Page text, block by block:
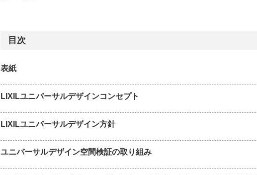
目次
表紙
LIXILユニバーサルデザインコンセプト
LIXILユニバーサルデザイン方針
ユニバーサルデザイン空間検証の取り組み